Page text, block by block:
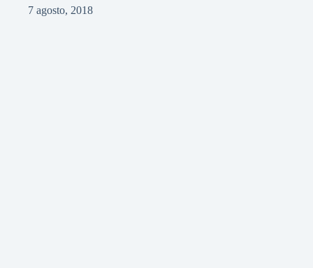
7 agosto, 2018